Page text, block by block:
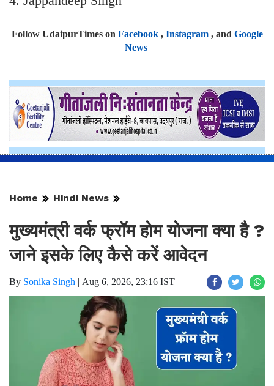
Follow UdaipurTimes on Facebook, Instagram, and Google
News
Home Hindi News
मुख्यमंत्री वर्क फ्रॉम होम योजना क्या है ?
जाने इसके लिए कैसे करें आवेदन
By Sonika Singh | Aug 6, 2026, 23:16 IST